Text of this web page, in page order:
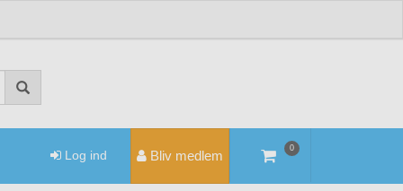
0
Bliv medlem
Log ind